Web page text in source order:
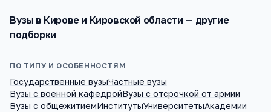
Вузы в Кирове и Кировской области — другие
подборки
ПО ТИПУ И ОСОБЕННОСТЯМ
Государственные вузыЧастные вузы
Вузы с военной кафедройВузы с отсрочкой от армии
Вузы с общежитиемИнститутыУниверситетыАкадемии